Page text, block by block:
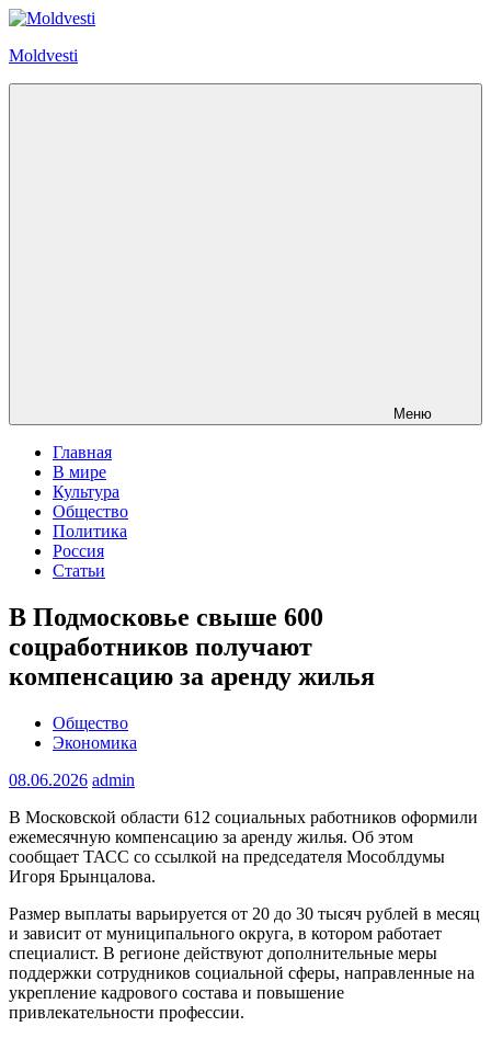
Перейти
содержимому
Moldvesti
Меню
Главная
В мире
Культура
Общество
Политика
Россия
Статьи
В Подмосковье свыше 600
соцработников получают
компенсацию за аренду жилья
Общество
Экономика
08.06.2026 admin
В Московской области 612 социальных работников оформили
ежемесячную компенсацию за аренду жилья. Об этом
сообщает ТАСС со ссылкой на председателя Мособлдумы
Игоря Брынцалова.
Размер выплаты варьируется от 20 до 30 тысяч рублей в месяц
и зависит от муниципального округа, в котором работает
специалист. В регионе действуют дополнительные меры
поддержки сотрудников социальной сферы, направленные на
укрепление кадрового состава и повышение
привлекательности профессии.